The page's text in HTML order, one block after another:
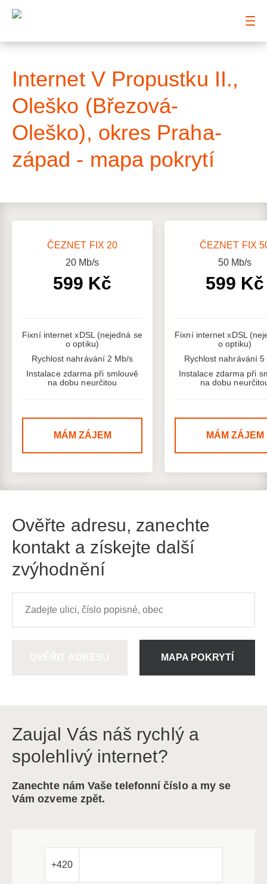
Internet V Propustku II.,
Oleško (Březová-
Oleško), okres Praha-
západ - mapa pokrytí
ČEZNET FIX 20
20Mb/s
599 Kč
Fixní internet xDSL (nejedná se
o optiku)
Rychlost nahrávání 2 Mb/s
Instalace zdarma při smlouvě
na dobu neurčitou
MÁM ZÁJEM
ČEZNET FIX
50Mb/s
599 Kč
Fixní internet xDSL
o optiku)
Rychlost nahrávání 5
Instalace zdarma při
na dobu
MÁM ZÁJEM
Ověřte adresu, zanechte
kontakt a získejte další
zvýhodnění
MAPA POKRYTÍ
Zaujal Vás náš rychlý a
spolehlivý internet?
Zanechte nám Vaše telefonní číslo a my se
Vám ozveme zpět.
+420
: Mapa pokrytí ulice